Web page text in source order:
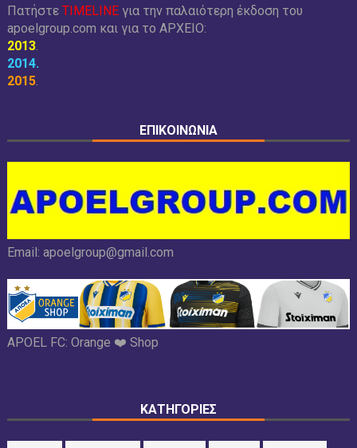
Πατήστε TIMELINEγια την παλαιότερη έκδοση του
apoelgroup.com και για το ΑΡΧΕΙΟ:
2013.
2014.
2015.
ΕΠΙΚΟΙΝΩΝΙΑ
Email: apoelgroup@gmail.com
APOEL FC: Orange ❤️ Shop
ΚΑΤΗΓΟΡΙΕΣ